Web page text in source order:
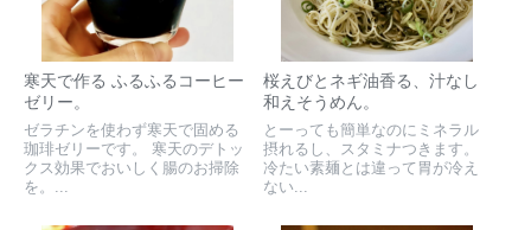
寒天で作る ふるふるコーヒー
ゼリー。
ゼラチンを使わず寒天で固める
珈琲ゼリーです。 寒天のデトッ
クス効果でおいしく腸のお掃除
を。...
桜えびとネギ油香る、汁なし
和えそうめん。
とーっても簡単なのにミネラル
摂れるし、スタミナつきます。
冷たい素麺とは違って胃が冷え
ない...